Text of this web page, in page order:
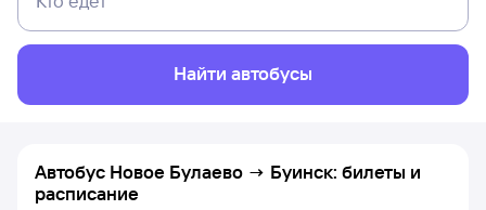
Найти автобусы
Автобус Новое Булаево → Буинск: билеты и
расписание